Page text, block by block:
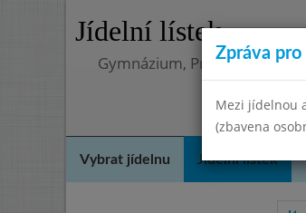
Jídelní lístek
Gymnázium, Praha 4,
Vybrat jídelnu Jídelní lístek
Zpráva
Mezi jídelnou
(zbavena